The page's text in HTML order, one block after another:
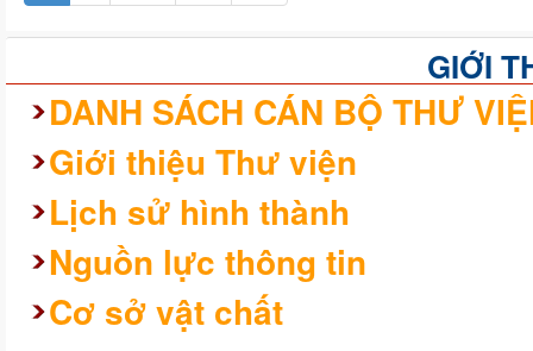
GIỚI
DANH SÁCH CÁN BỘ THƯ
Giới thiệu Thư viện
Lịch sử hình thành
Nguồn lực thông tin
Cơ sở vật chất